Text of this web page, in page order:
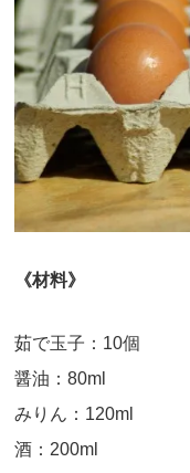
《材料》
茹で玉子：10個
醤油：80ml
みりん：120ml
酒：200ml